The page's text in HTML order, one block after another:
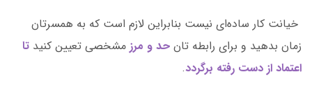
خیانت کار ساده‌ای نیست بنابراین لازم است که به همسرتان
زمان بدهید و برای رابطه تان حد و مرز مشخصی تعیین کنید تا
اعتماد از دست رفته برگردد.